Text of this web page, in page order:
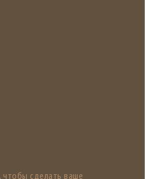
сделать ваше